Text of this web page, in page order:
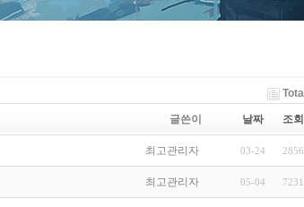
글쓴이 날짜 조회
최고관리자 03-24 2856
최고관리자 05-04 7231